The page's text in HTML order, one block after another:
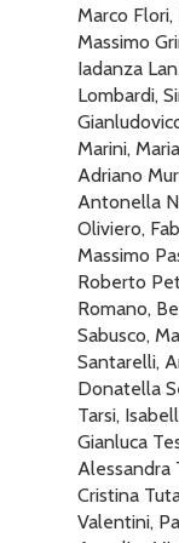
Marco Flori,
Massimo
Iadanza
Lombardi,
Marini,
Adriano
Antonella
Oliviero,
Massimo
Roberto
Romano,
Sabusco,
Santarelli,
Donatella
Tarsi,
Gianluca
Alessandra
Cristina
Valentini,